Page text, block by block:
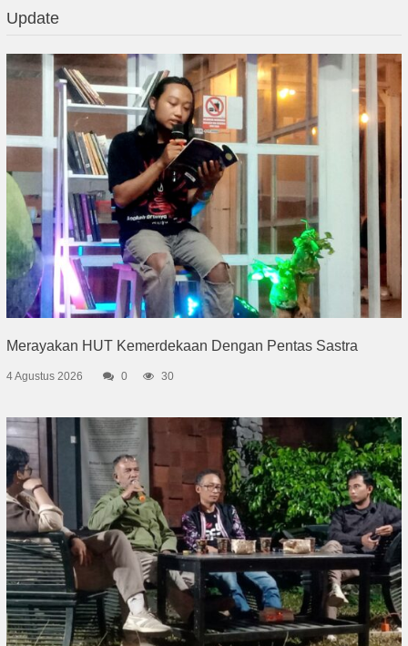
Update
Merayakan HUT Kemerdekaan Dengan Pentas Sastra
4 Agustus 2026 0 30